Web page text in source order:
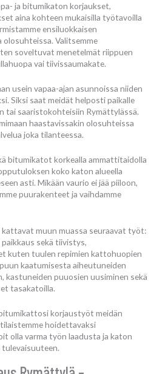
ja bitumikaton korjaukset,
aina kohteen mukaisilla työtavoilla
ensiluokkaisen
Valitsemme
soveltuvat menetelmät riippuen
vai tiivissaumakate.
usein vapaa-ajan asunnoissa niiden
Siksi saat meidät helposti paikalle
tai saaristokohteisiin Rymättylässä.
haastavissakin olosuhteissa
joka tilanteessa.
bitumikatot korkealla ammattitaidolla
koko katon alueella
asti. Mikään vaurio ei jää piiloon,
puurakenteet ja vaihdamme
kattavat muun muassa seuraavat työt:
sekä tiivistys,
kuten tuulen repimien kattohuopien
kaatumisesta aiheutuneiden
kastuneiden puuosien uusiminen sekä
tasakatoilla.
korjaustyöt meidän
hoidettavaksi
olla varma työn laadusta ja katon